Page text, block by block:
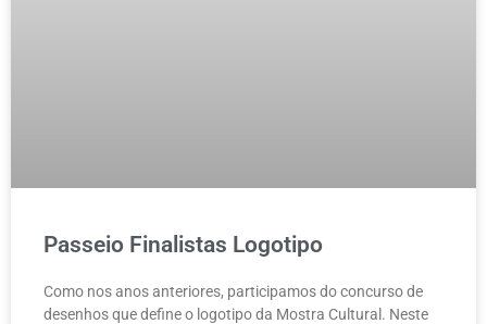
Passeio Finalistas Logotipo
Como nos anos anteriores, participamos do concurso de
desenhos que define o logotipo da Mostra Cultural. Neste